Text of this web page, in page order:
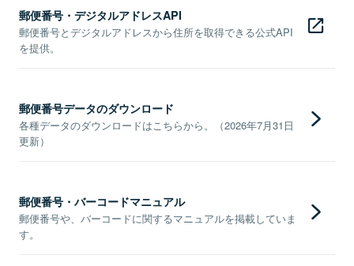
郵便番号・デジタルアドレスAPI
郵便番号とデジタルアドレスから住所を取得できる公式API
を提供。
郵便番号データのダウンロード
各種データのダウンロードはこちらから。（2026年7月31日
更新）
郵便番号・バーコードマニュアル
郵便番号や、バーコードに関するマニュアルを掲載していま
す。